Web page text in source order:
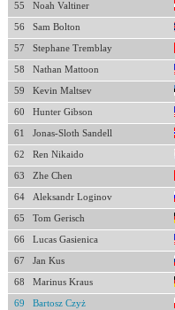
55 Noah Valtiner
56 Sam Bolton
57 Stephane Tremblay
58 Nathan Mattoon
59 Kevin Maltsev
60 Hunter Gibson
61 Jonas-Sloth Sandell
62 Ren Nikaido
63 Zhe Chen
64 Aleksandr Loginov
65 Tom Gerisch
66 Lucas Gasienica
67 Jan Kus
68 Marinus Kraus
69 Bartosz Czyż